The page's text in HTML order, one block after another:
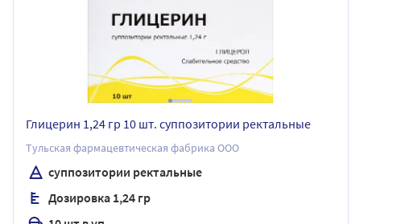
Глицерин 1,24 гр 10 шт. суппозитории ректальные
Тульская фармацевтическая фабрика ООО
суппозитории ректальные
Дозировка 1,24 гр